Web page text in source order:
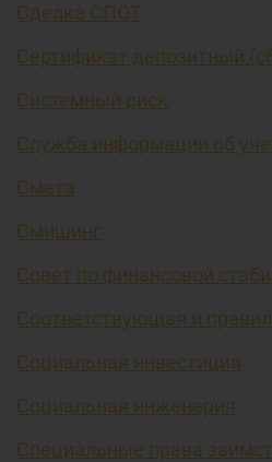
Сделка СПОТ
Сертификат депозитный
Системный риск
Служба информации об
Смета
Смишинг
Совет по финансовой
Соответствующая и
Социальная инвестиция
Социальная инженерия
Специальные права